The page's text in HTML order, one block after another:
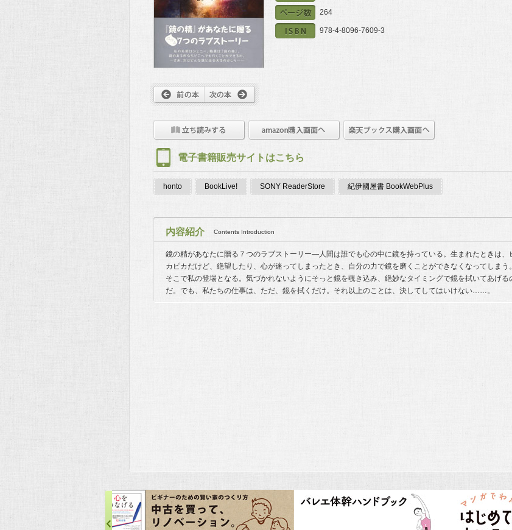
264
978-4-8096-7609-3
電子書籍販売サイトはこちら
honto BookLive! SONY ReaderStore 紀伊國屋書 BookWebPlus
内容紹介 Contents Introduction
鏡の精があなたに贈る７つのラブストーリー―人間は誰でも心の中に鏡を持っている。生まれたときは、
カピカだけど、絶望したり、心が迷ってしまったとき、自分の力で鏡を磨くことができなくなってしまう。
そこで私の登場となる。気づかれないようにそっと鏡を覗き込み、絶妙なタイミングで鏡を拭いてあげる
だ。でも、私たちの仕事は、ただ、鏡を拭くだけ。それ以上のことは、決してしてはいけない……。